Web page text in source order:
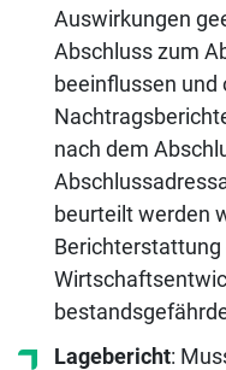
Auswirkungen
Abschluss zum
beeinflussen und
nach dem
beurteilt werden
Lagebericht: